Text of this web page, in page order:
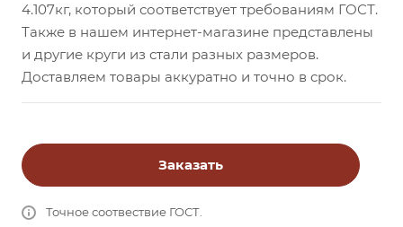
4.107кг, который соответствует требованиям ГОСТ.
Также в нашем интернет-магазине представлены
и другие круги из стали разных размеров.
Доставляем товары аккуратно и точно в срок.
Заказать
Точное соотвествие ГОСТ.